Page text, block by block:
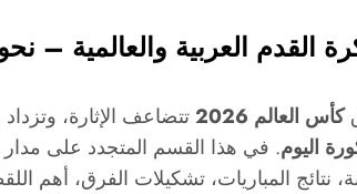
القدم العربية والعالمية – نحو
كأس العالم 2026
تتضاعف الإثارة،
اليوم. في هذا القسم المتجدد على
نتائج المباريات، تشكيلات الفرق، أهم